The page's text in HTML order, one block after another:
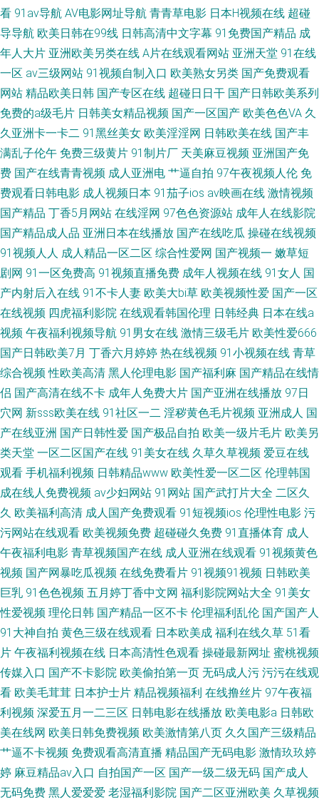
在线视频 绿巨人在线黑科技 超碰人人操人人操 超碰在线人妻 97资源在线看
日韩精品人妻无码 久久麻豆 俺去也丁香激情 亚洲免费毛片 日日操人人 青青
神马 国产亚洲日韩在线观看 91黑料导航在线 日本视频专区 九九热6 超碰人
摸摸 伊人久久综合网站 人人妻人人爽人人 女同在线 久艹视频 国产五页 97
超碰人人草 私房福利视频网 青青草原在线伊人 精黄色精品在线观看 超碰人
人操人人爽 午夜骚妇影院 日韩三级av 男女做爱激情网站 国产第12页 怡春院
导航 日韩精品人妻无码 日本欧美亚洲在线 欧美三级视频 精品亚洲毛片 超碰
26人人 91猫先生 豆花AV wwwwww 91深夜视频 自拍网站 五月婷六月花 欧
美午夜久久性交 久久精品蜜桃 黄色资源 成年人直接看 性交免费视频 骚黄的
三级网络 婷婷色婷婷久久一区 日韩欧美一级 人人操人人操人人操 色婷婷综
人人色 悠悠嫩少妇蜜桃 色妇久久婷导航 青草青在线视频 久9在线 国产福利
视频在线观看 俺去也天天色综合网 超碰人人澡人摸人人 黄色频网站大全 春
色吧传媒 91影片 淫淫超碰av 无码精品视频 色色内内 屁屁影院切换路线b 噜
噜狼人社区 国产一级自拍 wwwsss 一本高清无码 人人操人人爽人人爱 久久
品片 久久视频这里只有精品 精品国产18 黄色性情网站 岛国大片入口 91传播
媒网站 婷婷日韩中文一区 人兽超碰 欧美1级片 都市激情 蜜臀在线 五月天
www 精品蜜桃久久久久久久 日日撸最新网址 美女尤物强操 午夜欧美操操 人
人射人人做 人人操人人爽人人妻 蜜桃视频在线观看免费 豆花官网进入免费
美女性生活网站 玖九视屏 免费18草莓视频 亚洲日韩精品免费三级 免费看片
看 91av导航 AV电影网址导航 青青草电影 日本H视频在线 超碰
导导航 欧美日韩在99线 日韩高清中文字幕 91免费国产精品 成
年人大片 亚洲欧美另类在线 A片在线观看网站 亚洲天堂 91在线
一区 av三级网站 91视频自制入口 欧美熟女另类 国产免费观看
网站 精品欧美日韩 国产专区在线 超碰日日干 国产日韩欧美系列
免费的a级毛片 日韩美女精品视频 国产一区国产 欧美色色VA 久
久亚洲卡一卡二 91黑丝美女 欧美淫淫网 日韩欧美在线 国产丰
满乱子伦午 免费三级黄片 91制片厂 天美麻豆视频 亚洲国产免
费 国产在线青青视频 成人亚洲电 艹逼自拍 97午夜视频人伦 免
费观看日韩电影 成人视频日本 91茄子ios av映画在线 激情视频
国产精品 丁香5月网站 在线淫网 97色色资源站 成年人在线影院
国产精品成人品 亚洲日本在线播放 国产在线吃瓜 操碰在线视频
91视频人人 成人精品一区二区 综合性爱网 国产视频一 嫩草短
剧网 91一区免费高 91视频直播免费 成年人视频在线 91女人 国
产内射后入在线 91不卡人妻 欧美大bi草 欧美视频性爱 国产一区
在线视频 四虎福利影院 在线观看韩国伦理 日韩经典 日本在线a
视频 午夜福利视频导航 91男女在线 激情三级毛片 欧美性爱666
国产日韩欧美7月 丁香六月婷婷 热在线视频 91小视频在线 青草
综合视频 性欧美高清 黑人伦理电影 国产福利麻 国产精品在线情
侣 国产高清在线不卡 成年人免费大片 国产亚洲在线播放 97日
穴网 新sss欧美在线 91社区一二 淫秽黄色毛片视频 亚洲成人 国
产在线亚洲 国产日韩性爱 国产极品自拍 欧美一级片毛片 欧美另
类天堂 一区二区国产在线 91美女在线 久草久草视频 爱豆在线
观看 手机福利视频 日韩精品www 欧美性爱一区二区 伦理韩国
成在线人免费视频 av少妇网站 91网站 国产武打片大全 二区久
久 欧美福利高清 成人国产免费观看 91短视频ios 伦理性电影 污
污网站在线观看 欧美视频免费 超碰碰久免费 91直播体育 成人
午夜福利电影 青草视频国产在线 成人亚洲在线观看 91视频黄色
视频 国产网暴吃瓜视频 在线免费看片 91视频91视频 日韩欧美
巨乳 91色色视频 五月婷丁香中文网 福利影院网站大全 91美女
性爱视频 理伦日韩 国产精品一区不卡 伦理福利乱伦 国产国产人
91大神自拍 黄色三级在线观看 日本欧美成 福利在线久草 51看
片 午夜福利视频在线 日本高清性色观看 操碰最新网址 蜜桃视频
传媒入口 国产不卡影院 欧美偷拍第一页 无码成人污 污污在线观
看 欧美毛茸茸 日本护士片 精品视频福利 在线撸丝片 97午夜福
利视频 深爱五月一二三区 日韩电影在线播放 欧美电影a 日韩欧
美在线网 欧美日韩免费视频 欧美激情第八页 久久国产三级精品
艹逼不卡视频 免费观看高清直播 精品国产无码电影 激情玖玖婷
婷 麻豆精品av入口 自拍国产一区 国产一级二级无码 国产成人
无码免费 黑人爱爱爱 老湿福利影院 国产二区亚洲欧美 久草视频